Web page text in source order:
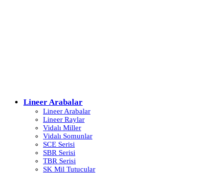
Lineer Arabalar
Lineer Arabalar
Lineer Raylar
Vidalı Miller
Vidalı Somunlar
SCE Serisi
SBR Serisi
TBR Serisi
SK Mil Tutucular